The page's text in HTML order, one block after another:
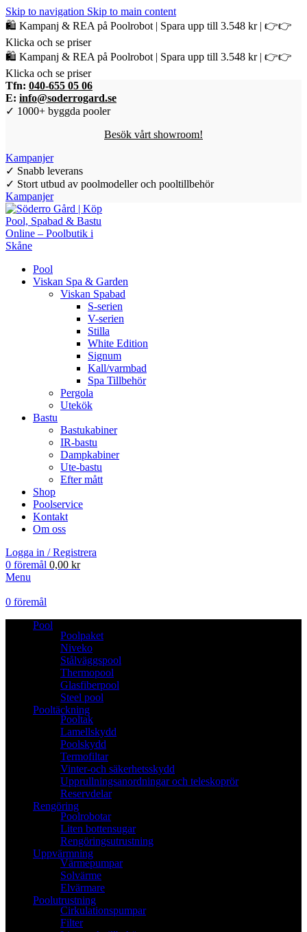
Skip to navigation Skip to main content
🛍️ Kampanj & REA på Poolrobot | Spara upp till 3.548 kr | 👉👉
Klicka och se priser
🛍️ Kampanj & REA på Poolrobot | Spara upp till 3.548 kr | 👉👉
Klicka och se priser
Tfn: 040-655 05 06
E: info@soderrogard.se
✓ 1000+ byggda pooler
Besök vårt showroom!
Kampanjer
✓ Snabb leverans
✓ Stort utbud av poolmodeller och pooltillbehör
Kampanjer
Pool
Viskan Spa & Garden
Viskan Spabad
S-serien
V-serien
Stilla
White Edition
Signum
Kall/varmbad
Spa Tillbehör
Pergola
Utekök
Bastu
Bastukabiner
IR-bastu
Dampkabiner
Ute-bastu
Efter mått
Shop
Poolservice
Kontakt
Om oss
Logga in / Registrera
0 föremål 0,00 kr
Menu
0 föremål
Pool
Poolpaket
Niveko
Stålväggspool
Thermopool
Glasfiberpool
Steel pool
Pooltäckning
Pooltak
Lamellskydd
Poolskydd
Termofiltar
Vinter-och säkerhetsskydd
Upprullningsanordningar och teleskoprör
Reservdelar
Rengöring
Poolrobotar
Liten bottensugar
Rengöringsutrustning
Uppvärmning
Värmepumpar
Solvärme
Elvärmare
Poolutrustning
Cirkulationspumpar
Filter